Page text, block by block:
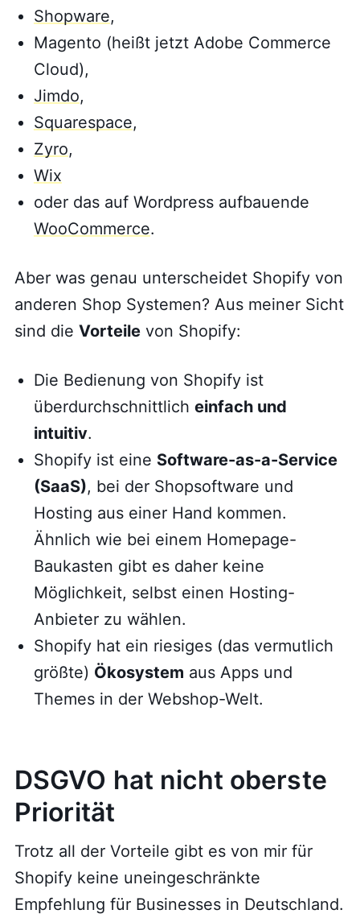
Shopware,
Magento (heißt jetzt Adobe Commerce
Cloud),
Jimdo,
Squarespace,
Zyro,
Wix
oder das auf Wordpress aufbauende
WooCommerce.
Aber was genau unterscheidet Shopify von
anderen Shop Systemen? Aus meiner Sicht
sind die Vorteilevon Shopify:
Die Bedienung von Shopify ist
überdurchschnittlich einfach und
intuitiv.
Shopify ist eine Software-as-a-Service
(SaaS), bei der Shopsoftware und
Hosting aus einer Hand kommen.
Ähnlich wie bei einem Homepage-
Baukasten gibt es daher keine
Möglichkeit, selbst einen Hosting-
Anbieter zu wählen.
Shopify hat ein riesiges (das vermutlich
größte) Ökosystem aus Apps und
Themes in der Webshop-Welt.
DSGVO hat nicht oberste
Priorität
Trotz all der Vorteile gibt es von mir für
Shopify keine uneingeschränkte
Empfehlung für Businesses in Deutschland.